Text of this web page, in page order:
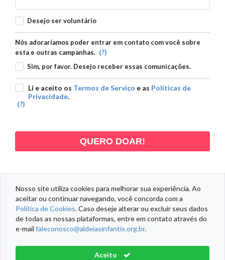
Desejo ser voluntário
Nós adoraríamos poder entrar em contato com você sobre
esta e outras campanhas. (?)
Sim, por favor. Desejo receber essas comunicações.
Li e aceito os Termos de Serviço e as Políticas de
Privacidade.
(?)
QUERO DOAR!
Aceito
Nosso site utiliza cookies para melhorar sua experiência. Ao
aceitar ou continuar navegando, você concorda com a
Política de Cookies. Caso deseje alterar ou excluir seus dados
de todas as nossas plataformas, entre em contato através do
e-mail faleconosco@aldeiasinfantis.org.br.
Termos de Serviço
Aldeias Infantis SOS Brasil® Todos os direitos reservados